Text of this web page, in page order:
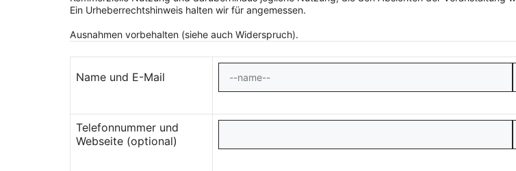
Ein Urheberrechtshinweis halten wir für angemessen.
Ausnahmen vorbehalten (siehe auch Widerspruch).
Name und E-Mail
Telefonnummer und
Webseite (optional)